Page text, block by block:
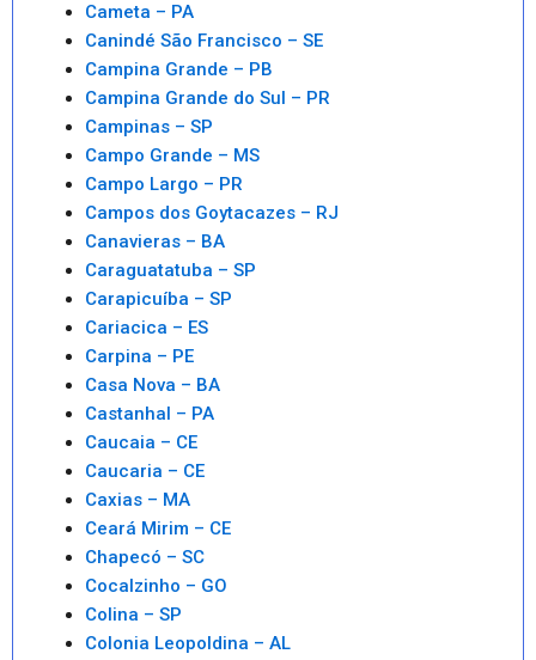
Cameta – PA
Canindé São Francisco – SE
Campina Grande – PB
Campina Grande do Sul – PR
Campinas – SP
Campo Grande – MS
Campo Largo – PR
Campos dos Goytacazes – RJ
Canavieras – BA
Caraguatatuba – SP
Carapicuíba – SP
Cariacica – ES
Carpina – PE
Casa Nova – BA
Castanhal – PA
Caucaia – CE
Caucaria – CE
Caxias – MA
Ceará Mirim – CE
Chapecó – SC
Cocalzinho – GO
Colina – SP
Colonia Leopoldina – AL